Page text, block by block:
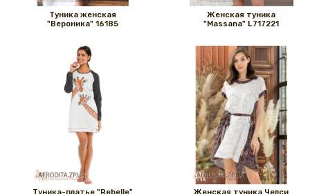
Туника женская
"Вероника" 16185
Женская туника
"Massana" L717221